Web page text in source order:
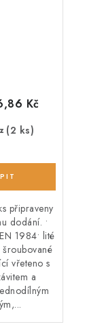
(2 ks)
Kč
připraveny
dodání. •
1984• lité
šroubované
vřeteno s
a